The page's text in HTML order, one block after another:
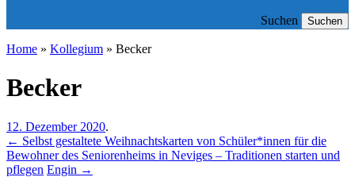
Suchen Suchen
Home » Kollegium » Becker
Becker
12. Dezember 2020.
← Selbst gestaltete Weihnachtskarten von Schüler*innen für die
Bewohner des Seniorenheims in Neviges – Traditionen starten und
pflegen Engin →